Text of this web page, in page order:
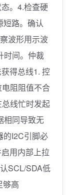
。4.检查硬
路。确认
波形用示波
时间。仲裁
得总线1. 控
阻阻值不合
线忙时发起
相同导致无
的I2C引脚必
用内部上拉
SCL/SDA低
够高